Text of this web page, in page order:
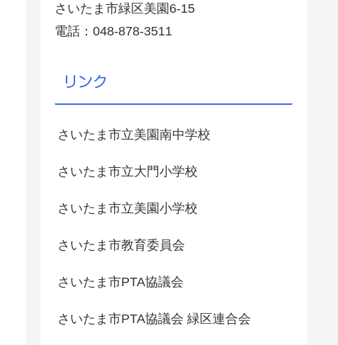
さいたま市緑区美園6-15
電話：048-878-3511
リンク
さいたま市立美園南中学校
さいたま市立大門小学校
さいたま市立美園小学校
さいたま市教育委員会
さいたま市PTA協議会
さいたま市PTA協議会 緑区連合会